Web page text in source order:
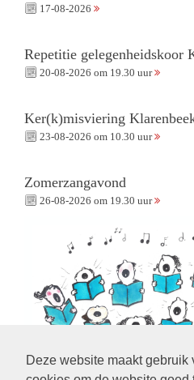
Deze website maakt gebruik
17-08-2026
Repetitie gelegenheidskoor
20-08-2026 om 19.30 uur
Ker(k)misviering
23-08-2026 om 10.30 uur
Zomerzangavond
26-08-2026 om 19.30 uur